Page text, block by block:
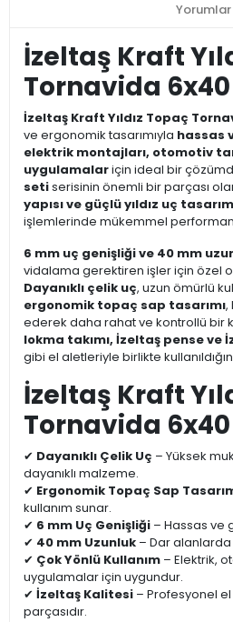
Yorumlar
İzeltaş Kraft
Tornavida 6x40
İzeltaş Kraft Yıldız Topaç
ve ergonomik tasarımıyla hassas
elektrik montajları, otomotiv
uygulamalariçin ideal bir
setiserisinin önemli bir parçası
yapısı ve güçlü yıldız uç
işlemlerinde mükemmel
6 mm uç genişliği ve 40 mm
vidalama gerektiren işler için özel
Dayanıklı çelik uç, uzun ömürlü
ergonomik topaç sap tasarımı,
ederek daha rahat ve kontrollü bir
lokma takımı, İzeltaş pense
gibi el aletleriyle birlikte
İzeltaş Kraft
Tornavida
✔ Dayanıklı Çelik Uç – Yüksek
dayanıklı malzeme.
✔ Ergonomik Topaç Sap
kullanım sunar.
✔ 6 mm Uç Genişliği – Hassas ve
✔ 40 mm Uzunluk – Dar alanlarda
✔ Çok Yönlü Kullanım – Elektrik,
uygulamalar için uygundur.
✔ İzeltaş Kalitesi – Profesyonel
parçasıdır.